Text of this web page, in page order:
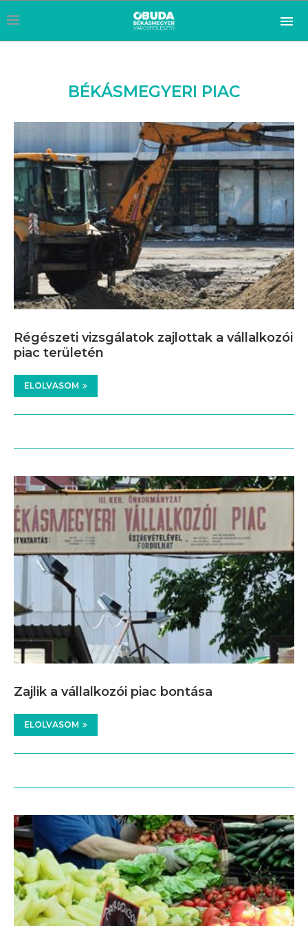
BÉKÁSMEGYERI PIAC
Régészeti vizsgálatok zajlottak a vállalkozói
piac területén
ELOLVASOM
Zajlik a vállalkozói piac bontása
ELOLVASOM